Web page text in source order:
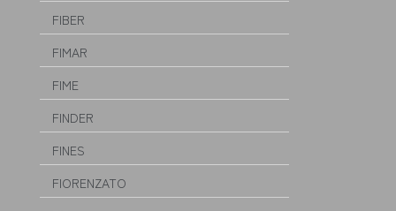
FIBER
FIMAR
FIME
FINDER
FINES
FIORENZATO